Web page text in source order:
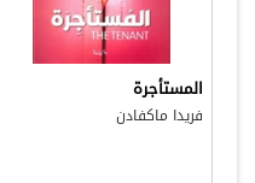
المستأجرة
فريدا ماكفادن